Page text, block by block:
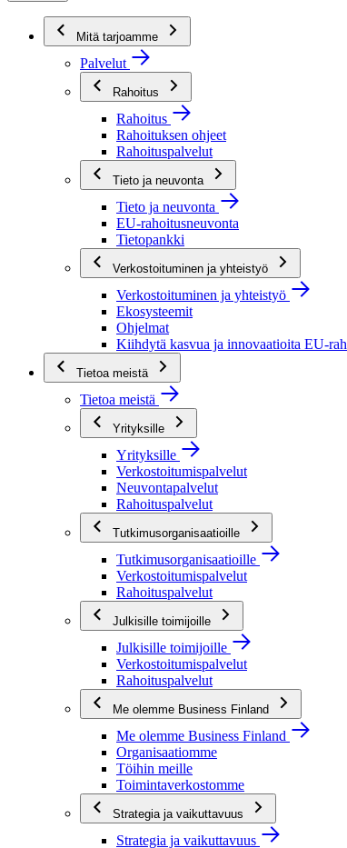
Mitä tarjoamme
Palvelut
Rahoitus
Rahoitus
Rahoituksen ohjeet
Rahoituspalvelut
Tieto ja neuvonta
Tieto ja neuvonta
EU-rahoitusneuvonta
Tietopankki
Verkostoituminen ja yhteistyö
Verkostoituminen ja yhteistyö
Ekosysteemit
Ohjelmat
Kiihdytä kasvua ja innovaatioita EU-
Tietoa meistä
Tietoa meistä
Yrityksille
Yrityksille
Verkostoitumispalvelut
Neuvontapalvelut
Rahoituspalvelut
Tutkimusorganisaatioille
Tutkimusorganisaatioille
Verkostoitumispalvelut
Rahoituspalvelut
Julkisille toimijoille
Julkisille toimijoille
Verkostoitumispalvelut
Rahoituspalvelut
Me olemme Business Finland
Me olemme Business Finland
Organisaatiomme
Töihin meille
Toimintaverkostomme
Strategia ja vaikuttavuus
Strategia ja vaikuttavuus